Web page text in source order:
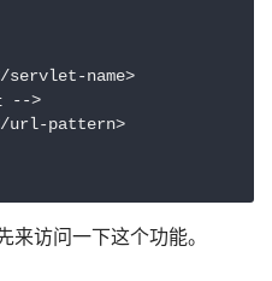
servlet-name>
-->
url-pattern>
访问一下这个功能。